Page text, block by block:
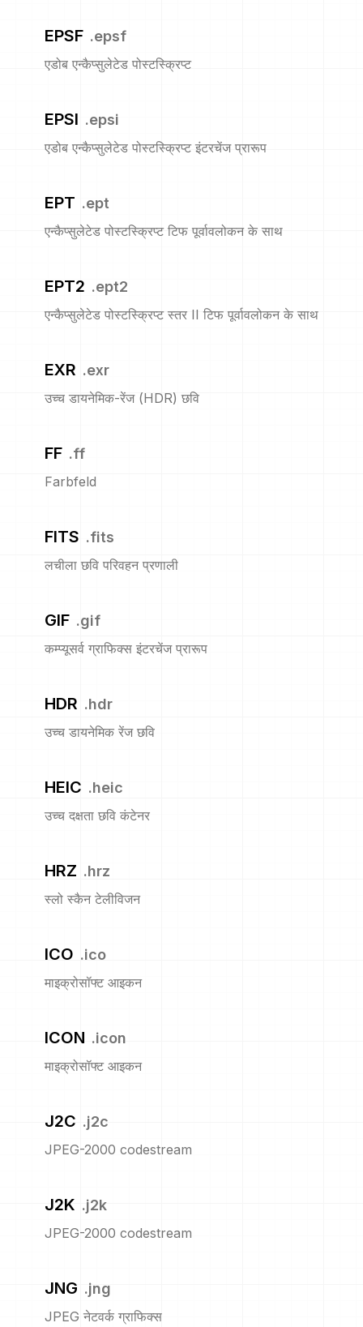
EPSF .epsf
एडोब एन्कैप्सुलेटेड पोस्टस्क्रिप्ट
EPSI .epsi
एडोब एन्कैप्सुलेटेड पोस्टस्क्रिप्ट इंटरचेंज प्रारूप
EPT .ept
एन्कैप्सुलेटेड पोस्टस्क्रिप्ट टिफ पूर्वावलोकन के साथ
EPT2 .ept2
एन्कैप्सुलेटेड पोस्टस्क्रिप्ट स्तर II टिफ पूर्वावलोकन के साथ
EXR .exr
उच्च डायनेमिक-रेंज (HDR) छवि
FF .ff
Farbfeld
FITS .fits
लचीला छवि परिवहन प्रणाली
GIF .gif
कम्प्यूसर्व ग्राफिक्स इंटरचेंज प्रारूप
HDR .hdr
उच्च डायनेमिक रेंज छवि
HEIC .heic
उच्च दक्षता छवि कंटेनर
HRZ .hrz
स्लो स्कैन टेलीविजन
ICO .ico
माइक्रोसॉफ्ट आइकन
ICON .icon
माइक्रोसॉफ्ट आइकन
J2C .j2c
JPEG-2000 codestream
J2K .j2k
JPEG-2000 codestream
JNG .jng
JPEG नेटवर्क ग्राफिक्स